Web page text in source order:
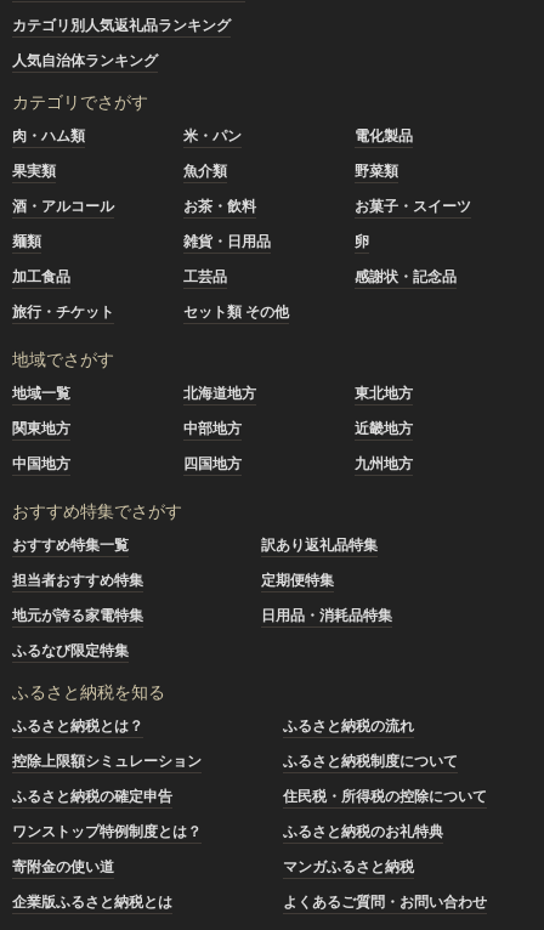
カテゴリ別人気返礼品ランキング
人気自治体ランキング
カテゴリでさがす
肉・ハム類 米・パン
電化製品
果実類
魚介類
野菜類
酒・アルコール
お茶・飲料
お菓子・スイーツ
麺類
雑貨・日用品
卵
加工食品
工芸品
感謝状・記念品
旅行・チケット
セット類 その他
地域でさがす
地域一覧 北海道地方
東北地方
関東地方
中部地方
近畿地方
中国地方
四国地方 九州地方
おすすめ特集でさがす
おすすめ特集一覧
訳あり返礼品特集
担当者おすすめ特集
定期便特集
地元が誇る家電特集
日用品・消耗品特集
ふるなび限定特集
ふるさと納税を知る
ふるさと納税とは？
ふるさと納税の流れ
控除上限額シミュレーション
ふるさと納税制度について
ふるさと納税の確定申告
住民税・所得税の控除について
ワンストップ特例制度とは？
ふるさと納税のお礼特典
寄附金の使い道
マンガふるさと納税
企業版ふるさと納税とは
よくあるご質問・お問い合わせ